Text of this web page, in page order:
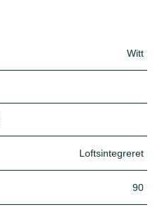
Witt
Loftsintegreret
90